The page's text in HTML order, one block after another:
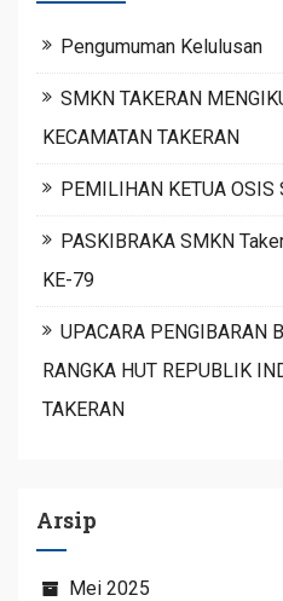
Pengumuman Kelulusan
SMKN TAKERAN
KECAMATAN TAKERAN
PEMILIHAN KETUA OSIS
PASKIBRAKA SMKN
KE-79
UPACARA PENGIBARAN
RANGKA HUT REPUBLIK
TAKERAN
Arsip
Mei 2025